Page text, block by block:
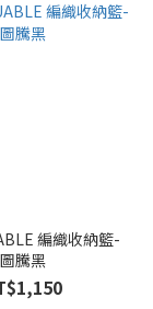
編織收納籃-
圖騰黑